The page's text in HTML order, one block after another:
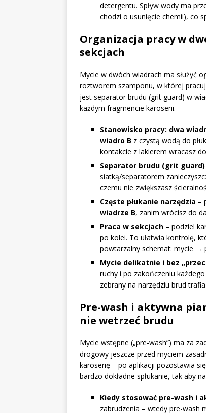
detergentu. Spływ wody ma
chodzi o usunięcie chemii), co
Organizacja pracy w
sekcjach
Mycie w dwóch wiadrach ma służyć
roztworem szamponu, w której
jest separator brudu (grit guard) w
każdym fragmencie karoserii.
Stanowisko pracy: dwa
wiadro B z czystą wodą do
kontakcie z lakierem wracasz
Separator brudu (grit guard)
siatką/separatorem
czemu nie zwiększasz
Częste płukanie narzędzia –
wiadrze B, zanim wrócisz do
Praca w sekcjach – podziel
po kolei. To ułatwia kontrolę,
powtarzalny schemat: mycie →
Mycie delikatnie i bez
ruchy i po zakończeniu
zebrany na narzędziu brud
Pre-wash i aktywna
nie wetrzeć brudu
Mycie wstępne („pre-wash”) ma za
drogowy jeszcze przed myciem
karoserię – po aplikacji pozostawia
bardzo dokładne spłukanie, tak aby
Kiedy stosować pre-wash i
zabrudzenia – wtedy pre-wash